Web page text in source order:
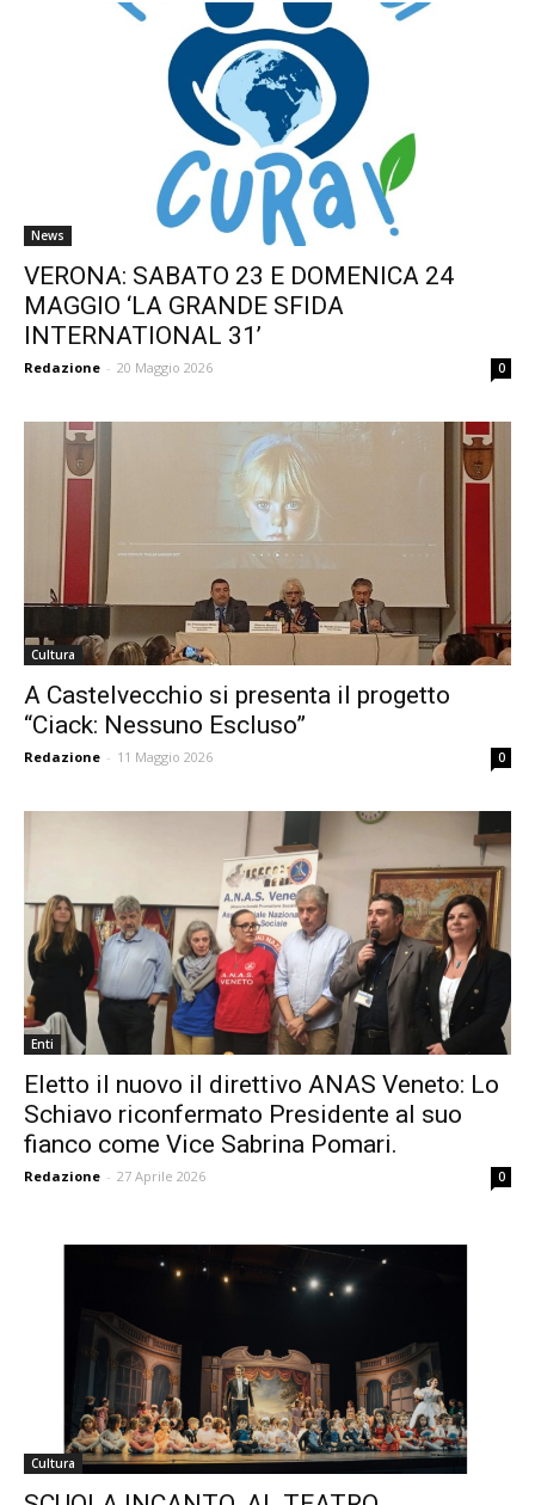
News
VERONA: SABATO 23 E DOMENICA 24
MAGGIO ‘LA GRANDE SFIDA
INTERNATIONAL 31’
Redazione - 20 Maggio 2026 0
Cultura
A Castelvecchio si presenta il progetto
“Ciack: Nessuno Escluso”
Redazione - 11 Maggio 2026 0
Enti
Eletto il nuovo il direttivo ANAS Veneto: Lo
Schiavo riconfermato Presidente al suo
fianco come Vice Sabrina Pomari.
Redazione - 27 Aprile 2026 0
Cultura